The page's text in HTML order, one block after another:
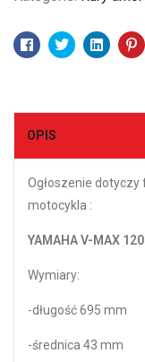
Facebook
Twitter
OPIS
Ogłoszenie
motocykla :
YAMAHA V-MAX
Wymiary:
-długość 695 mm
-średnica 43 mm